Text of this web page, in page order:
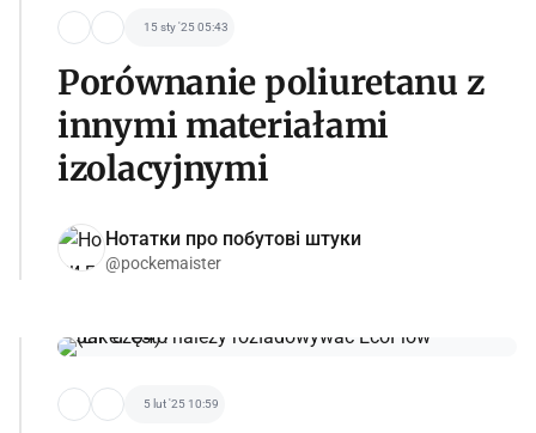
15 sty '25 05:43
Porównanie poliuretanu z
innymi materiałami
izolacyjnymi
Нотатки про побутові штуки
@pockemaister
5 lut '25 10:59